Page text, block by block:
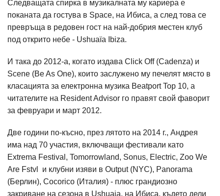
Следващата спирка в музикалната му кариера е
поканата да гостува в Space, на Ибиса, а след това се
превръща в редовен гост на най-добрия местен клуб
под открито небе - Ushuaïa Ibiza.
И така до 2012-а, когато издава Click Off (Cadenza) и
Scene (Be As One), които заслужено му печелят място в
класацията за електронна музика Beatport Top 10, а
читателите на Resident Advisor го правят свой фаворит
за февруари и март 2012.
Две години по-късно, през лятото на 2014 г., Андрея
има над 70 участия, включващи фестивали като
Extrema Festival, Tomorrowland, Sonus, Electric, Zoo We
Are Fstvl и клубни изяви в Output (NYC), Panorama
(Берлин), Cocorico (Италия) - плюс грандиозно
закриване на сезона в Ushuaia, на Ибиса, където дели